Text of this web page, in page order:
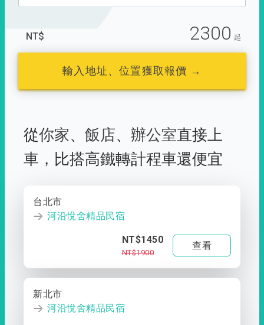
NT$ 2300 起
輸入地址、位置獲取報價 →
從你家、 飯店、 辦公室直接上
車， 比搭高鐵轉計程車還便宜
台北市
河沿悅舍精品民宿
NT$1450
NT$1900
查看
新北市
河沿悅舍精品民宿